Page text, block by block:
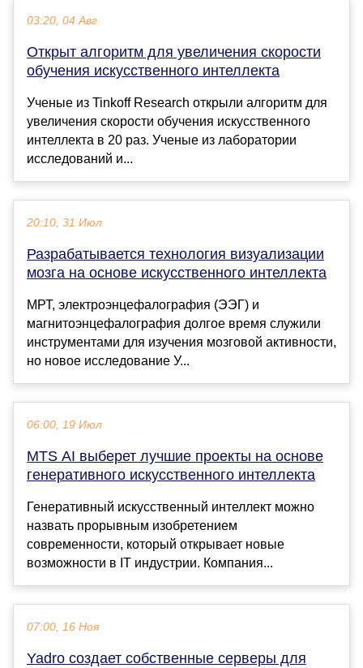
03:20, 04 Авг
Открыт алгоритм для увеличения скорости
обучения искусственного интеллекта
Ученые из Tinkoff Research открыли алгоритм для
увеличения скорости обучения искусственного
интеллекта в 20 раз. Ученые из лаборатории
исследований и...
20:10, 31 Июл
Разрабатывается технология визуализации
мозга на основе искусственного интеллекта
МРТ, электроэнцефалография (ЭЭГ) и
магнитоэнцефалография долгое время служили
инструментами для изучения мозговой активности,
но новое исследование У...
06:00, 19 Июл
MTS AI выберет лучшие проекты на основе
генеративного искусственного интеллекта
Генеративный искусственный интеллект можно
назвать прорывным изобретением
современности, который открывает новые
возможности в IT индустрии. Компания...
07:00, 16 Ноя
Yadro создает собственные серверы для